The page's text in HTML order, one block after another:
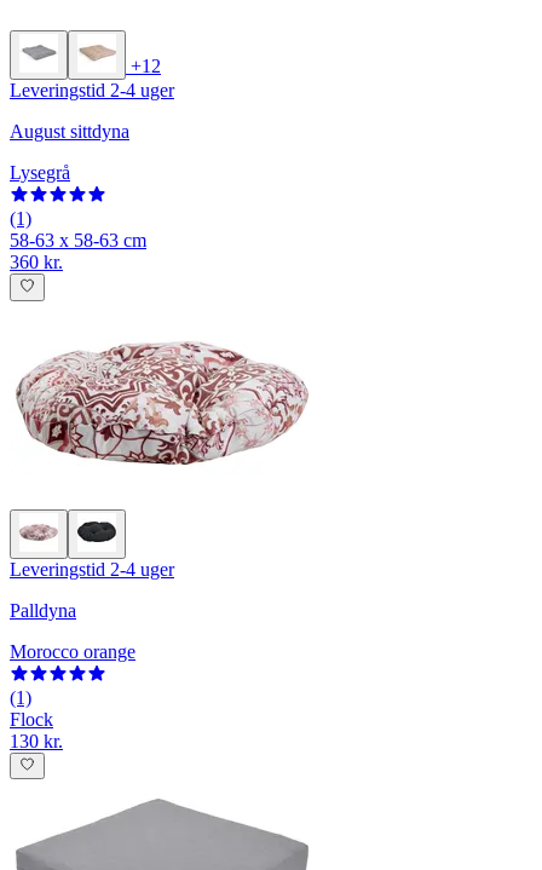
+12
Leveringstid 2-4 uger
August sittdyna
Lysegrå
(1)
58-63 x 58-63 cm
360 kr.
Leveringstid 2-4 uger
Palldyna
Morocco orange
(1)
Flock
130 kr.